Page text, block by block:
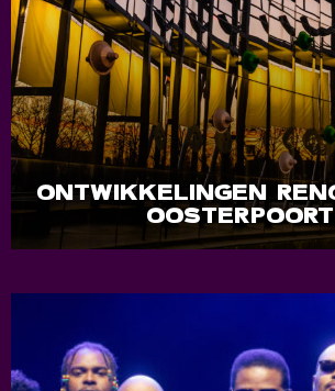
ONTWIKKELINGEN
OOSTERPOORT